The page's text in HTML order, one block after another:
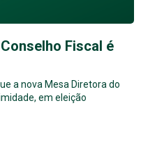
Fiscal é
a nova Mesa Diretora do
em eleição